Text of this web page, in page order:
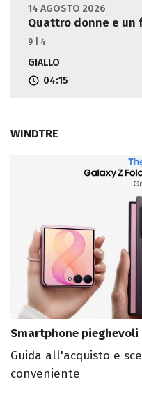
14 AGOSTO 2026
Quattro donne e un
9 | 4
GIALLO
04:15
WINDTRE
Smartphone pieghevoli
Guida all'acquisto e
conveniente